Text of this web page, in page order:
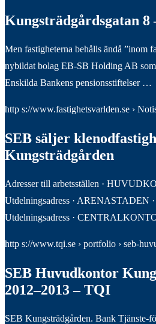
Kungsträdgårdsgatan 8
Men fastigheterna behålls ändå ”inom
nybildat bolag EB-SB Holding AB
Enskilda Bankens pensionsstiftelser …
http s://www.fastighetsvarlden.se ›
SEB säljer
Kungsträdgården
Adresser till arbetsställen ·
Utdelningsadress · ARENASTADEN ·
Utdelningsadress ·
http s://www.tqi.se › portfolio › seb-
SEB Huvudkontor
2012–2013 – TQI
SEB Kungsträdgården. Bank Tjänste-